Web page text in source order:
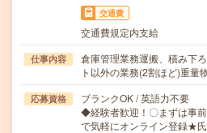
交通費
交通費規定内支給
仕事内容
倉庫管理業務運搬、積み下
ト以外の業務(2割ほど)重
応募資格
ブランクOK / 英語力不要
◆経験者歓迎！〇まずは事
で気軽にオンライン登録★